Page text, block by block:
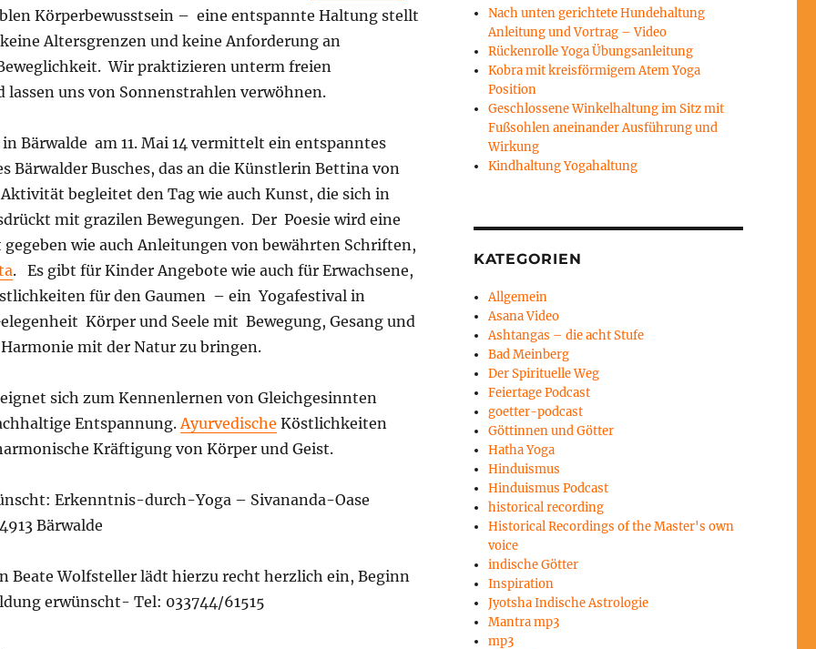
Körperbewusstsein – eine entspannte Haltung stellt
Altersgrenzen und keine Anforderung an
Wir praktizieren unterm freien
lassen uns von Sonnenstrahlen verwöhnen.
in Bärwalde am 11. Mai 14 vermittelt ein entspanntes
Bärwalder Busches, das an die Künstlerin Bettina von
begleitet den Tag wie auch Kunst, die sich in
mit grazilen Bewegungen. Der Poesie wird eine
wie auch Anleitungen von bewährten Schriften,
. Es gibt für Kinder Angebote wie auch für Erwachsene,
für den Gaumen – ein Yogafestival in
Körper und Seele mit Bewegung, Gesang und
mit der Natur zu bringen.
sich zum Kennenlernen von Gleichgesinnten
Entspannung. Ayurvedische Köstlichkeiten
Kräftigung von Körper und Geist.
Erkenntnis-durch-Yoga – Sivananda-Oase
Bärwalde
Beate Wolfsteller lädt hierzu recht herzlich ein, Beginn
erwünscht- Tel: 033744/61515
Nach unten gerichtete Hundehaltung
Anleitung und Vortrag – Video
Rückenrolle Yoga Übungsanleitung
Kobra mit kreisförmigem Atem Yoga
Position
Geschlossene Winkelhaltung im Sitz mit
Fußsohlen aneinander Ausführung und
Wirkung
Kindhaltung Yogahaltung
KATEGORIEN
Allgemein
Asana Video
Ashtangas – die acht Stufe
Bad Meinberg
Der Spirituelle Weg
Feiertage Podcast
goetter-podcast
Göttinnen und Götter
Hatha Yoga
Hinduismus
Hinduismus Podcast
historical recording
Historical Recordings of the Master's own
voice
indische Götter
Inspiration
Jyotsha Indische Astrologie
Mantra mp3
mp3